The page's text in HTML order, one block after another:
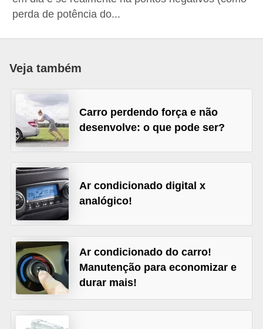
perda de potência do...
Veja também
Carro perdendo força e não
desenvolve: o que pode ser?
Ar condicionado digital x
analógico!
Ar condicionado do carro!
Manutenção para economizar e
durar mais!
a
A
o
m
v
e
i
e
v
e
c